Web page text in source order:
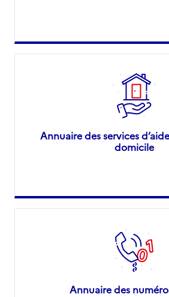
Annuaire des services
domicile
Annuaire des